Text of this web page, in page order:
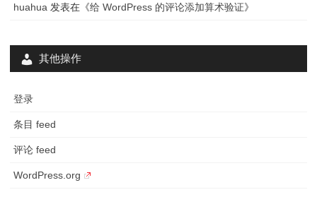
huahua 发表在《给 WordPress 的评论添加算术验证》
其他操作
登录
条目 feed
评论 feed
WordPress.org